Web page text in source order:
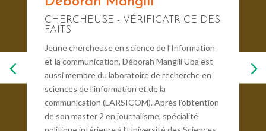
CHERCHEUSE - VÉRIFICATRICE DES
FAITS
Jeune chercheuse en science de l’Information
et la communication, Déborah Mangili Uba est
aussi membre du laboratoire de recherche en
sciences de l’information et de la
communication (LARSICOM). Après l’obtention
de son master 2 en journalisme, spécialité